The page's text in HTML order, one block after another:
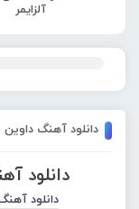
آلزایمر
دانلود آهنگ
دانلود
دانلود